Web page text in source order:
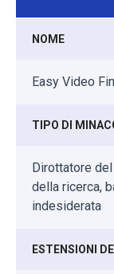
NOME
Easy Video
TIPO DI
Dirottatore
della ricerca,
indesiderata
ESTENSIONI